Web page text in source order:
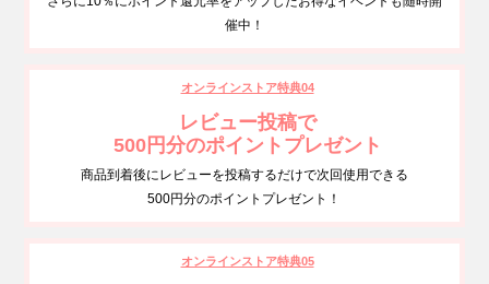
催中！
オンラインストア特典04
レビュー投稿で
500円分のポイントプレゼント
商品到着後にレビューを投稿するだけで次回使用できる
500円分のポイントプレゼント！
オンラインストア特典05